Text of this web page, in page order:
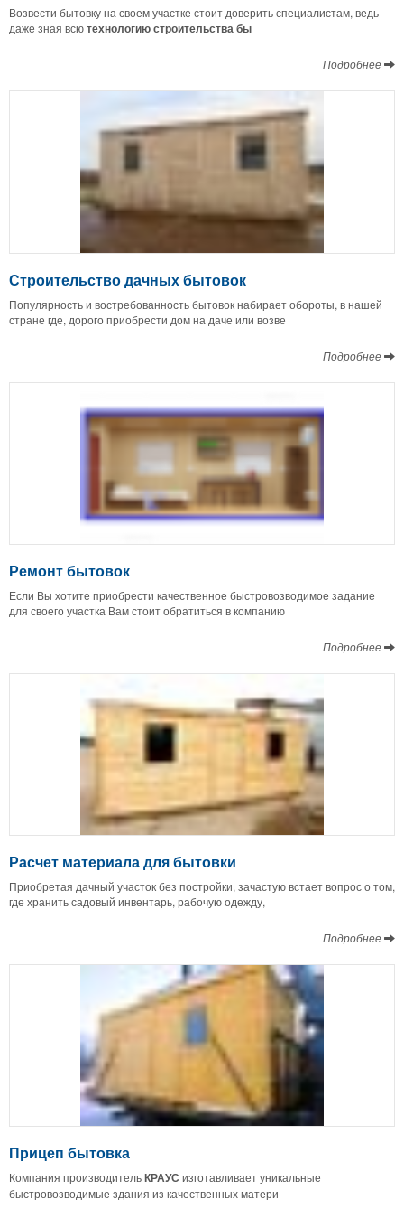
Возвести бытовку на своем участке стоит доверить специалистам, ведь
даже зная всютехнологию строительства бы
Подробнее
Строительство дачных бытовок
Популярность и востребованность бытовок набирает обороты, в нашей
стране где, дорого приобрести дом на даче или возве
Подробнее
Ремонт бытовок
Если Вы хотите приобрести качественное быстровозводимое задание
для своего участка Вам стоит обратиться в компанию
Подробнее
Расчет материала для бытовки
Приобретая дачный участок без постройки, зачастую встает вопрос о том,
где хранить садовый инвентарь, рабочую одежду,
Подробнее
Прицеп бытовка
Компания производительКРАУС изготавливает уникальные
быстровозводимые здания из качественных матери